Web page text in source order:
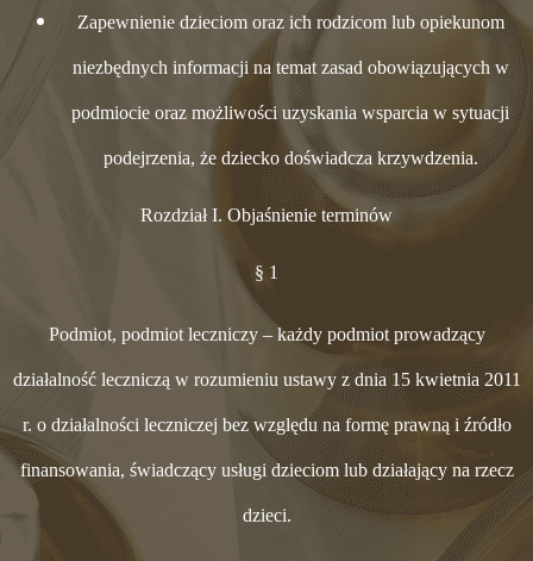
Zapewnienie dzieciom oraz ich rodzicom lub opiekunom
niezbędnych informacji na temat zasad obowiązujących w
podmiocie oraz możliwości uzyskania wsparcia w sytuacji
podejrzenia, że dziecko doświadcza krzywdzenia.
Rozdział I. Objaśnienie terminów
§ 1
Podmiot, podmiot leczniczy – każdy podmiot prowadzący
działalność leczniczą w rozumieniu ustawy z dnia 15 kwietnia 2011
r. o działalności leczniczej bez względu na formę prawną i źródło
finansowania, świadczący usługi dzieciom lub działający na rzecz
dzieci.